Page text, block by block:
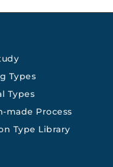
Types
Types
made Process
Type Library